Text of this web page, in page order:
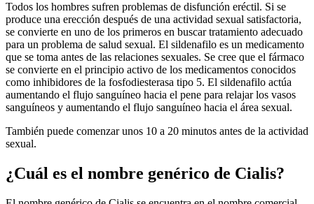
Todos los hombres sufren problemas de disfunción eréctil. Si se
produce una erección después de una actividad sexual satisfactoria,
se convierte en uno de los primeros en buscar tratamiento adecuado
para un problema de salud sexual. El sildenafilo es un medicamento
que se toma antes de las relaciones sexuales. Se cree que el fármaco
se convierte en el principio activo de los medicamentos conocidos
como inhibidores de la fosfodiesterasa tipo 5. El sildenafilo actúa
aumentando el flujo sanguíneo hacia el pene para relajar los vasos
sanguíneos y aumentando el flujo sanguíneo hacia el área sexual.
También puede comenzar unos 10 a 20 minutos antes de la actividad
sexual.
¿Cuál es el nombre genérico de Cialis?